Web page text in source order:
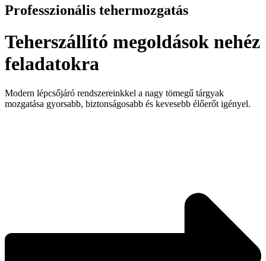
Professzionális tehermozgatás
Teherszállító megoldások nehéz
feladatokra
Modern lépcsőjáró rendszereinkkel a nagy tömegű tárgyak
mozgatása gyorsabb, biztonságosabb és kevesebb élőerőt igényel.